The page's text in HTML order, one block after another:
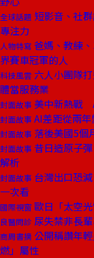
全球話題 短影音、社
專注力
人物特寫 爸媽、教練
界賽車冠軍的人
科技風雲 六人小團隊
體當服務業
封面故事 美中新熱戰
封面故事 AI差距從兩
封面故事 落後美國5個
封面故事 昔日造原子
解析
封面故事 台灣出口恐
一次看
國際視窗 歐日「太空
良醫問診 尿失禁非長
商周書摘 公開稱讚年
燃」屬性